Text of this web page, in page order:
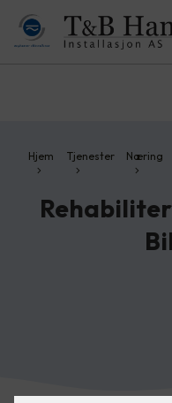
Hjem Tjenester Næring